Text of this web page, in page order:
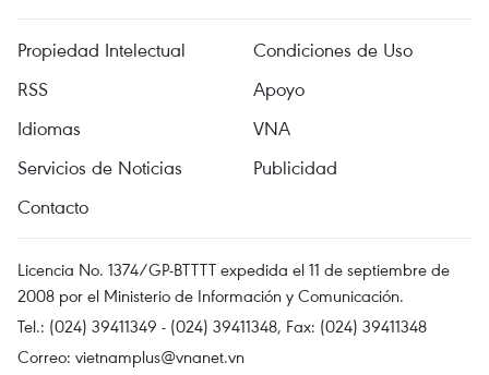
Propiedad Intelectual
Condiciones de Uso
RSS
Apoyo
Idiomas
VNA
Servicios de Noticias
Publicidad
Contacto
Licencia No. 1374/GP-BTTTT expedida el 11 de septiembre de
2008 por el Ministerio de Información y Comunicación.
Tel.: (024) 39411349 - (024) 39411348, Fax: (024) 39411348
Correo: vietnamplus@vnanet.vn